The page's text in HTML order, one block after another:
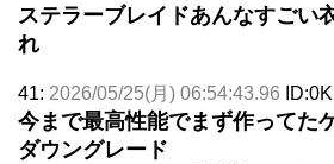
ステラーブレイドあんなすごい
れ
41: 2026/05/25(月) 06:54:43.96
今まで最高性能でまず作ってた
ダウングレード